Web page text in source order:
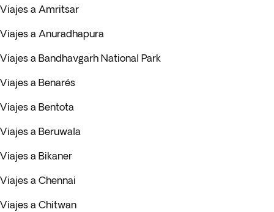
Viajes a Amritsar
Viajes a Anuradhapura
Viajes a Bandhavgarh National Park
Viajes a Benarés
Viajes a Bentota
Viajes a Beruwala
Viajes a Bikaner
Viajes a Chennai
Viajes a Chitwan